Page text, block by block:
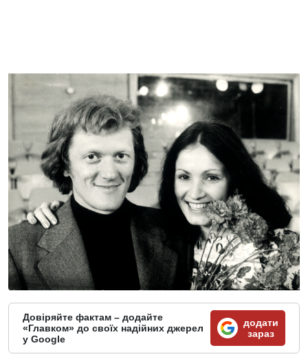
Довіряйте фактам – додайте
«Главком» до своїх надійних джерел
у Google
додати
зараз